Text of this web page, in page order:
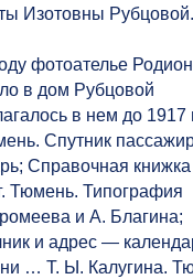
Изотовны Рубцовой.
фотоателье
в дом Рубцовой
в нем до 1917
Спутник
Справочная книжка
Тюмень. Типография
и А. Благина;
и адрес —
… Т. Ы. Калугина.